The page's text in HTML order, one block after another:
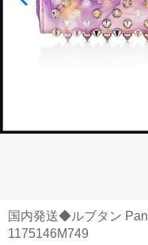
国内発送◆ルブタン
1175146M749